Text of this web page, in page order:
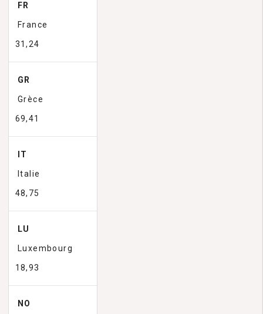
FR
France
31,24
GR
Grèce
69,41
IT
Italie
48,75
LU
Luxembourg
18,93
NO